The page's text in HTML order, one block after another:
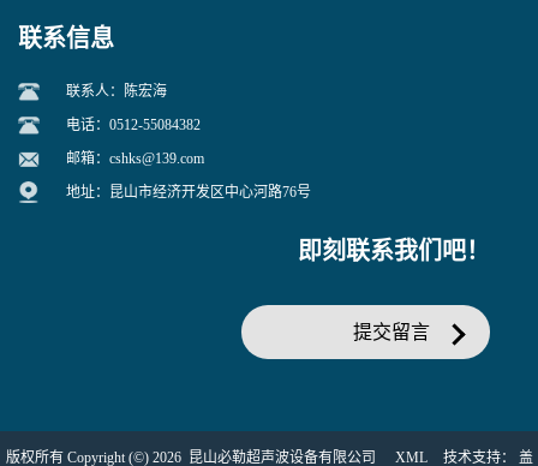
联系信息
联系人：陈宏海
电话：0512-55084382
邮箱： cshks@139.com
地址：昆山市经济开发区中心河路76号
即刻联系我们吧！
提交留言
版权所有 Copyright (©) 2026 昆山必勒超声波设备有限公司 XML 技术支持： 盖